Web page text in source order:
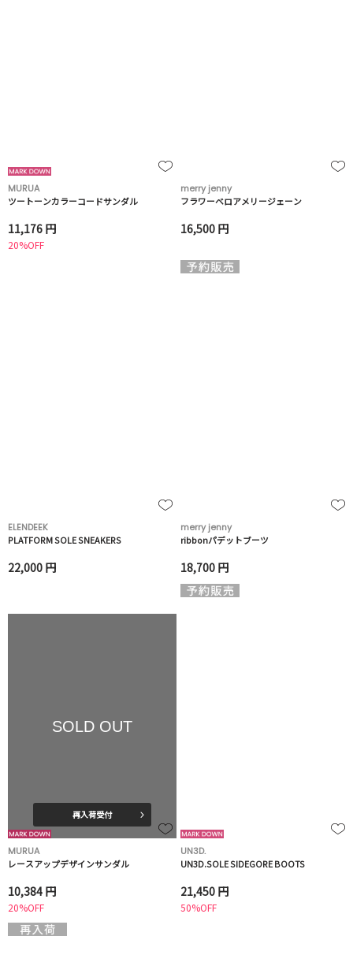
MURUA
ツートーンカラーコードサンダル
11,176 円
20%OFF
merry jenny
フラワーベロアメリージェーン
16,500 円
ELENDEEK
PLATFORM SOLE SNEAKERS
22,000 円
merry jenny
ribbonパデットブーツ
18,700 円
SOLD OUT
再入荷受付
MURUA
レースアップデザインサンダル
10,384 円
20%OFF
UN3D.
UN3D.SOLE SIDEGORE BOOTS
21,450 円
50%OFF